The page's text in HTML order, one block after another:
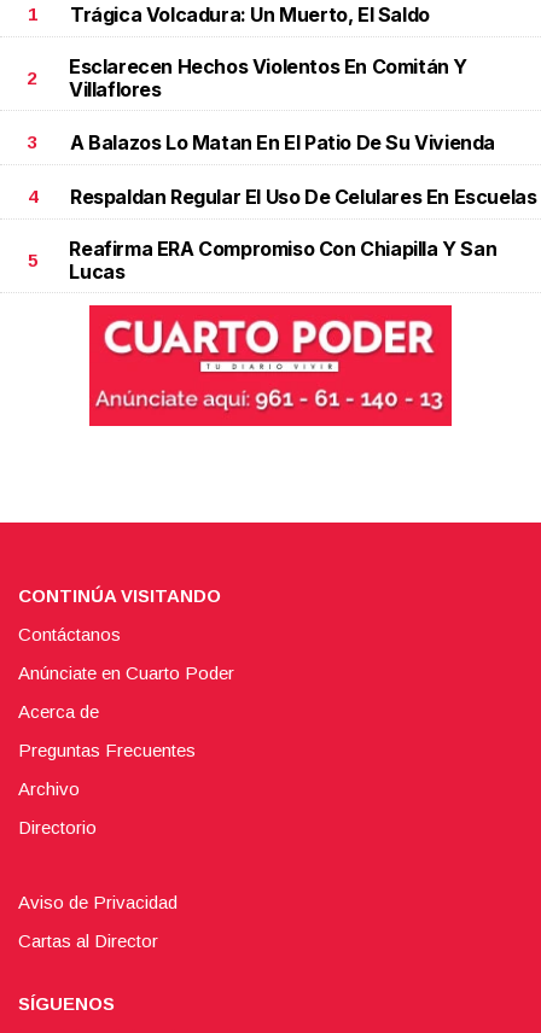
1 Trágica Volcadura: Un Muerto, El Saldo
2
Esclarecen Hechos Violentos En Comitán Y
Villaflores
3 A Balazos Lo Matan En El Patio De Su Vivienda
4 Respaldan Regular El Uso De Celulares En Escuelas
5
Reafirma ERA Compromiso Con Chiapilla Y San
Lucas
CONTINÚA VISITANDO
Contáctanos
Anúnciate en Cuarto Poder
Acerca de
Preguntas Frecuentes
Archivo
Directorio
Aviso de Privacidad
Cartas al Director
SÍGUENOS